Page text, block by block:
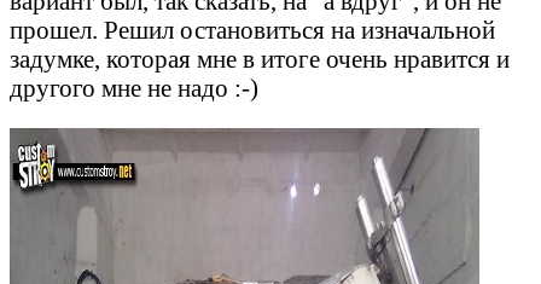
прошел. Решил остановиться на изначальной
задумке, которая мне в итоге очень нравится и
другого мне не надо :-)